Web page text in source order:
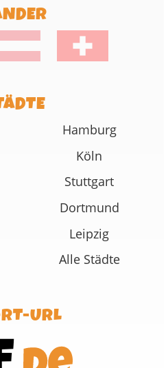
Hamburg
Köln
Stuttgart
Dortmund
Leipzig
Alle Städte
URL